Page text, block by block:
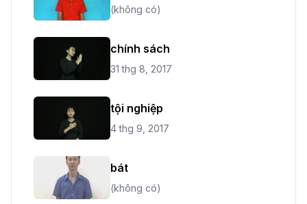
(không có)
chính sách
31 thg 8, 2017
tội nghiệp
4 thg 9, 2017
bát
(không có)